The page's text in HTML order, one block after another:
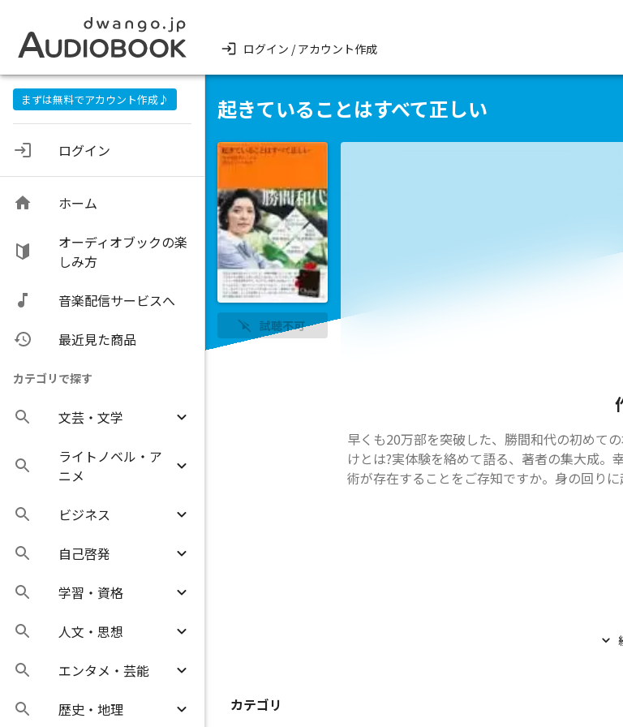
ログイン / アカウント作成
まずは無料でアカウント作成♪
ログイン
ホーム
オーディオブックの楽
しみ方
音楽配信サービスへ
最近見た商品
カテゴリで探す
文芸・文学
ライトノベル・ア
ニメ
ビジネス
自己啓発
学習・資格
人文・思想
エンタメ・芸能
歴史・地理
起きていることはすべて正しい
試聴不可
早くも20万部を突破した、勝間和代の初めて
けとは?実体験を絡めて語る、著者の集大成
術が存在することをご存知ですか。身の回り
カテゴリ